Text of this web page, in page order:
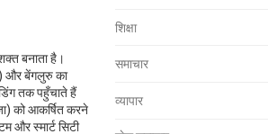
बनाता है।
और बेंगलुरु का
तक पहुँचाते हैं
को आकर्षित करने
और स्मार्ट सिटी
शिक्षा
समाचार
व्यापार